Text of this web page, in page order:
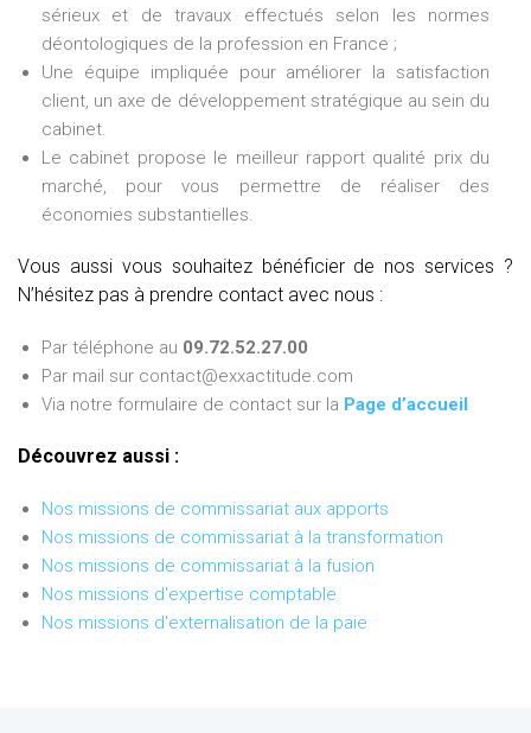
sérieux et de travaux effectués selon les normes
déontologiques de la profession en France ;
Une équipe impliquée pour améliorer la satisfaction
client, un axe de développement stratégique au sein du
cabinet.
Le cabinet propose le meilleur rapport qualité prix du
marché, pour vous permettre de réaliser des
économies substantielles.
Vous aussi vous souhaitez bénéficier de nos services ?
N’hésitez pas à prendre contact avec nous :
Par téléphone au 09.72.52.27.00
Par mail sur contact@exxactitude.com
Via notre formulaire de contact sur la Page d’accueil
Découvrez aussi :
Nos missions de commissariat aux apports
Nos missions de commissariat à la transformation
Nos missions de commissariat à la fusion
Nos missions d'expertise comptable
Nos missions d'externalisation de la paie